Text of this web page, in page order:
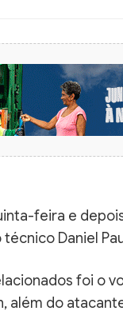
feira e
técnico Daniel
foi o
além do